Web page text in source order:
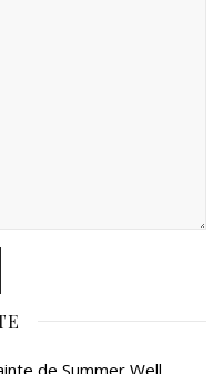
de Summer Well